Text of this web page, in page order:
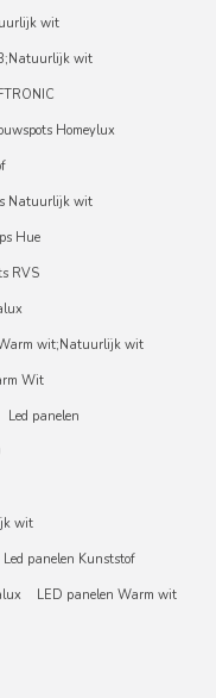
wit
wit
Homeylux
Natuurlijk wit
Hue
RVS
wit;Natuurlijk wit
Wit
Led panelen
wit
Led panelen Kunststof
LED panelen Warm wit